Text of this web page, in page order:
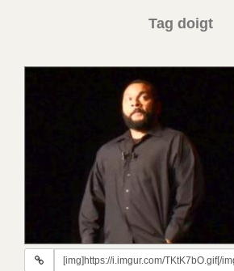
Tag doigt
URL